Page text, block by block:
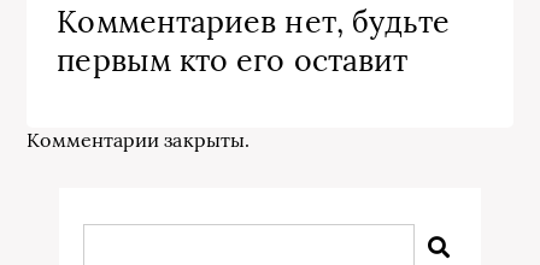
Комментариев нет, будьте
первым кто его оставит
Комментарии закрыты.